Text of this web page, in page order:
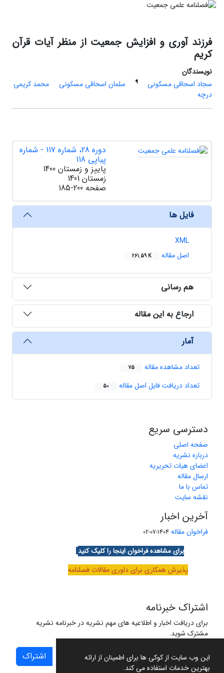
این وب سایت از کوکی ها برای اطمینان از ارائه
بهترین خدمات استفاده می کند.
فرزند آوری و افزایش جمعیت از منظر آیات قرآن
کریم
نویسندگان
سجاد اسحاقی مسکونی
¶ سلمان اسحاقی مسکونی
محمد کریمی
درچه
دوره 28، شماره 117 - شماره
پیاپی 118
پاییز و زمستان 1400
زمستان 1401
صفحه 185-200
فایل ها
XML
اصل مقاله
261.59 K
هم رسانی
ارجاع به این مقاله
آمار
تعداد مشاهده مقاله 75
تعداد دریافت فایل اصل مقاله 50
دسترسی سریع
صفحه اصلی
درباره نشریه
اعضای هیات تحریریه
ارسال مقاله
تماس با ما
نقشه سایت
آخرین اخبار
فراخوان مقاله 1404-07-02
برای مشاهده فراخوان اینجا را کلیک کنید
پذیرش همکاری برای داوری مقالات فصلنامه
اشتراک خبرنامه
برای دریافت اخبار و اطلاعیه های مهم نشریه در خبرنامه نشریه
مشترک شوید.
اشتراک